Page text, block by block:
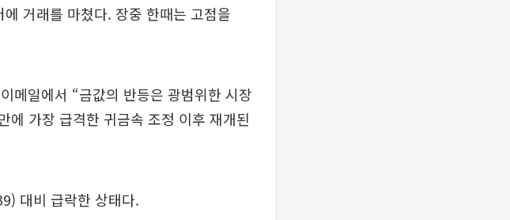
거래를 마쳤다. 장중 한때는 고점을
메일에서 “금값의 반등은 광범위한 시장
에 가장 급격한 귀금속 조정 이후 재개된
대비 급락한 상태다.